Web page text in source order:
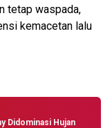
tetap waspada,
kemacetan lalu
Didominasi Hujan